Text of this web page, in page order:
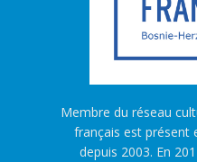
Membre du réseau
français est présent
depuis 2003. En